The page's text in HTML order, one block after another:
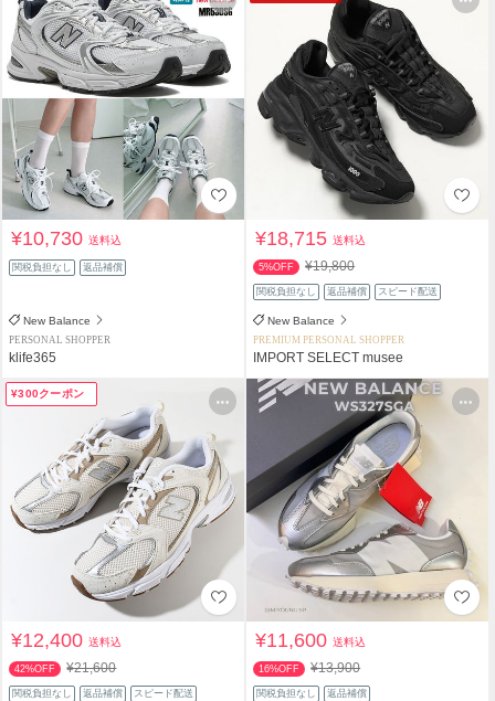
¥10,730送料込
関税負担なし 返品補償
New Balance
PERSONAL SHOPPER
klife365
¥18,715送料込
5%OFF ¥19,800
関税負担なし 返品補償 スピード配送
New Balance
PREMIUM PERSONAL SHOPPER
IMPORT SELECT musee
¥300クーポン
¥12,400送料込
42%OFF ¥21,600
関税負担なし 返品補償 スピード配送
¥11,600送料込
16%OFF ¥13,900
関税負担なし 返品補償